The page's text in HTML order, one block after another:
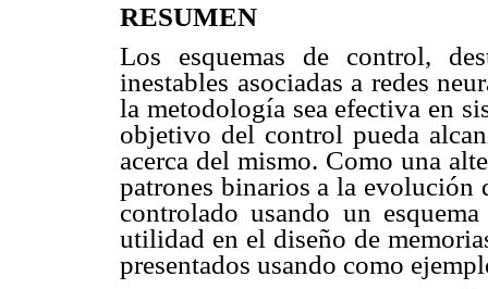
RESUMEN
Los esquemas de control,
inestables asociadas a redes
la metodología sea efectiva en
objetivo del control pueda
acerca del mismo. Como una
patrones binarios a la evolución
controlado usando un
utilidad en el diseño de
presentados usando como